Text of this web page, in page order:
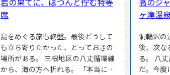
席
島をめぐる旅も終盤。最後どうして
も立ち寄りたかった、とっておきの
場所がある。 三根地区の八丈循環線
から、海の方へ折れる。 「本当にこ
ヶ滝温泉
洞輪沢の
後、次な
る。 八
だ。今度